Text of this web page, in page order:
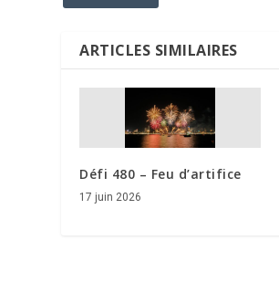
ARTICLES SIMILAIRES
Défi 480 – Feu d’artifice
17 juin 2026